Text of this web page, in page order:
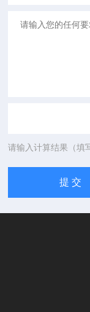
请输入计算结果（填